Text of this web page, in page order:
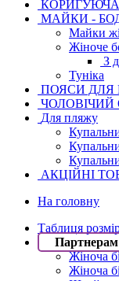
КОРИГУЮЧА
МАЙКИ -
Майки
Жіноче
З
Туніка
ПОЯСИ ДЛЯ
ЧОЛОВІЧИЙ
Для пляжу
АКЦІЙНІ
На головну
Таблиця
Партнерам
Жіноча
Жіноча